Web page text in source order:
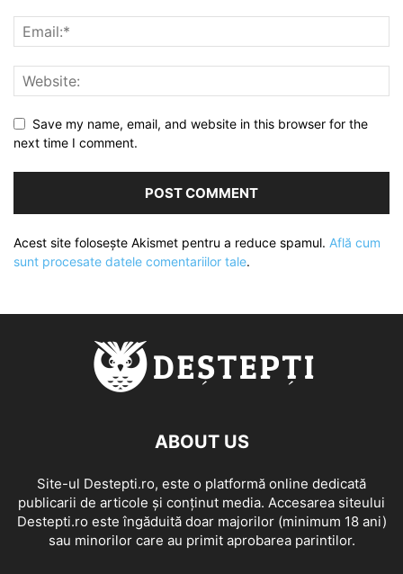
Save my name, email, and website in this browser for the
next time I comment.
Acest site folosește Akismet pentru a reduce spamul. Află cum
sunt procesate datele comentariilor tale.
ABOUT US
Site-ul Destepti.ro, este o platformă online dedicată
publicarii de articole și conținut media. Accesarea siteului
Destepti.ro este îngăduită doar majorilor (minimum 18 ani)
sau minorilor care au primit aprobarea parintilor.